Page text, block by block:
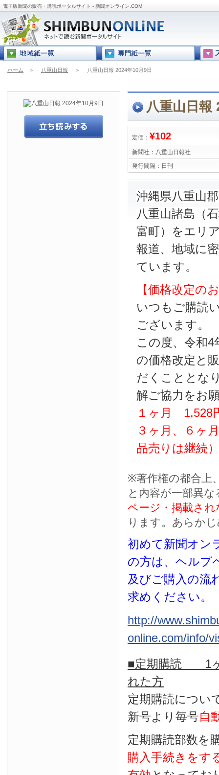
電子版新聞の販売・購読ポータルサイト - 新聞オンライン.COM
ホーム ＞ 八重山日報 ＞ 八重山日報 2024年10月9日
八重山日報
定価： ¥102
新聞社： 八重山日報社
発行間隔： 日刊
沖縄県八重山
八重山諸島（
富町）をエリ
報道、地域に
ています。
【価格改定の
いつもご購読
ございます。
この度、令和4
の価格改定と
だくこととな
解ご協力をお
１ヶ月 1,528
３ヶ月、６ヶ
品売りは継続）
※著作権の都合上
と内容が一部異な
ページ・掲載され
ります。あらか
初めて新聞オン
の方は、ヘルプ
及びご購入の流
求めください。
http://
online.com/info/
■定期購読 1ヶ
れた方
定期購読につい
新号より毎号自
定期購読部数を
購入手続きをす